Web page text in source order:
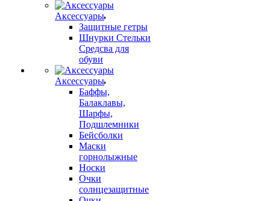
Аксессуары
Защитные гетры
Шнурки Стельки
Средсва для
обуви
Аксессуары
Баффы,
Балаклавы,
Шарфы,
Подшлемники
Бейсболки
Маски
горнолыжные
Носки
Очки
солнцезащитные